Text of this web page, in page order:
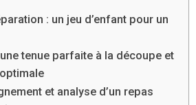
: un jeu d’enfant pour un
tenue parfaite à la découpe et
et analyse d’un repas